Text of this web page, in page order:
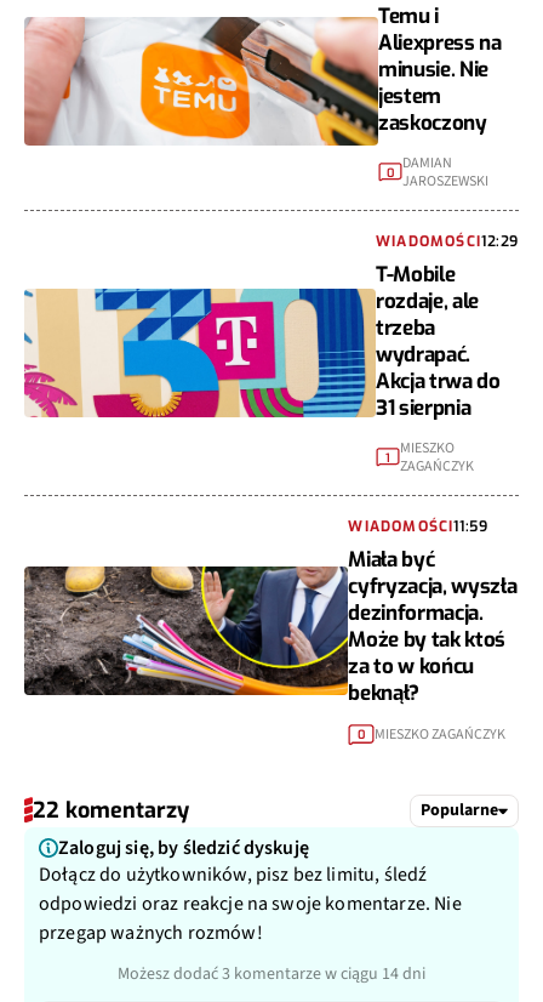
Temu i
Aliexpress na
minusie. Nie
jestem
zaskoczony
0
DAMIAN
JAROSZEWSKI
WIADOMOŚCI12:29
T-Mobile
rozdaje, ale
trzeba
wydrapać.
Akcja trwa do
31 sierpnia
1
MIESZKO
ZAGAŃCZYK
WIADOMOŚCI11:59
Miała być
cyfryzacja, wyszła
dezinformacja.
Może by tak ktoś
za to w końcu
beknął?
0 MIESZKO ZAGAŃCZYK
22 komentarzy Popularne
Zaloguj się, by śledzić dyskuję
Dołącz do użytkowników, pisz bez limitu, śledź
odpowiedzi oraz reakcje na swoje komentarze. Nie
przegap ważnych rozmów!
Możesz dodać 3 komentarze w ciągu 14 dni